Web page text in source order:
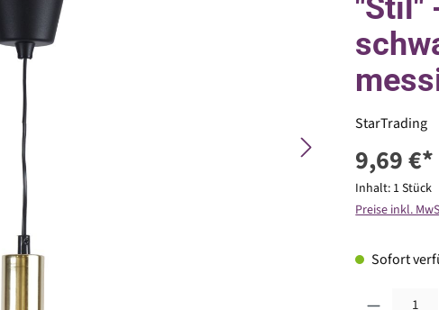
"Stil"
StarTrading
9,69 €*
Inhalt: 1 Stück
Preise inkl.
Sofort